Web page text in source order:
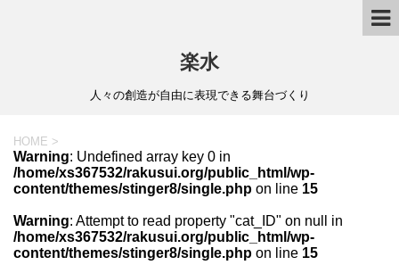
楽水
人々の創造が自由に表現できる舞台づくり
HOME >
Warning: Undefined array key 0 in
/home/xs367532/rakusui.org/public_html/wp-
content/themes/stinger8/single.php on line 15
Warning: Attempt to read property "cat_ID" on null in
/home/xs367532/rakusui.org/public_html/wp-
content/themes/stinger8/single.php on line 15